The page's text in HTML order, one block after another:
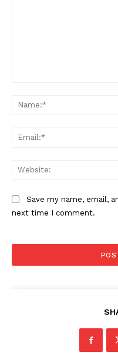
Save my name, email,
next time I comment.